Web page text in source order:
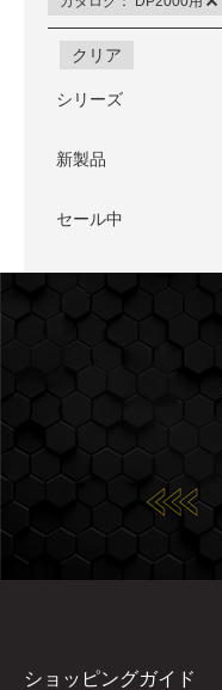
クリア
シリーズ
新製品
セール中
ショッピングガイド